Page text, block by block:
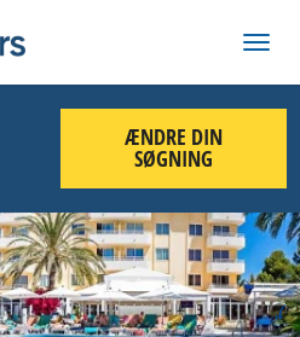
ÆNDRE DIN
SØGNING